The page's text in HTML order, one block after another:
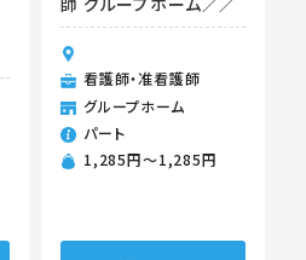
看護師・准看護師
グループホーム
パート
1,285円〜1,285円